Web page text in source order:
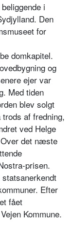
i
Den
for
domkapitel.
og
ejer var
Med tiden
blev solgt
af fredning,
ved Helge
det næste
prisen.
Efter
fået
Kommune.